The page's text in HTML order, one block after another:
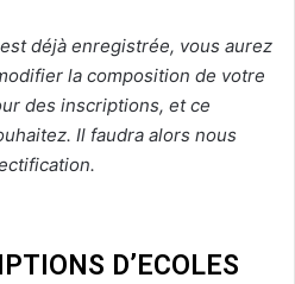
déjà enregistrée, vous aurez
la composition de votre
des inscriptions, et ce
Il faudra alors nous
D’ECOLES